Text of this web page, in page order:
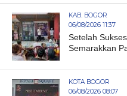
KAB. BOGOR
06/08/2026 11:37
Setelah
Semarakkan
KOTA BOGOR
06/08/2026 08:07